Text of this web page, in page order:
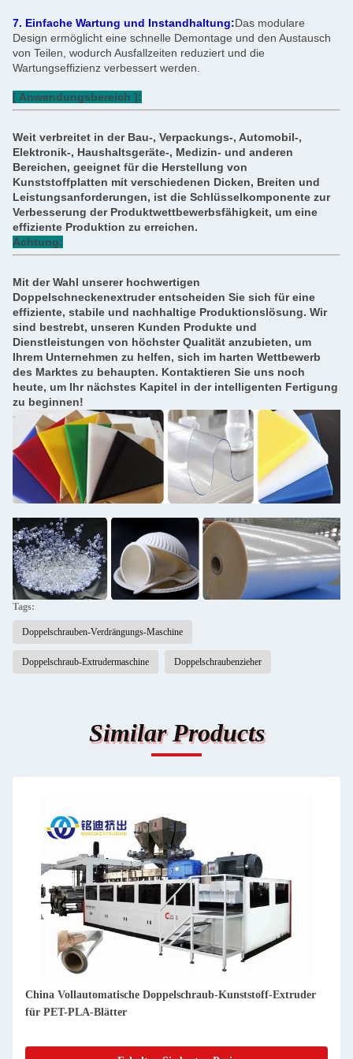
7. Einfache Wartung und Instandhaltung:Das modulare
Design ermöglicht eine schnelle Demontage und den Austausch
von Teilen, wodurch Ausfallzeiten reduziert und die
Wartungseffizienz verbessert werden.
[ Anwendungsbereich ]:
Weit verbreitet in der Bau-, Verpackungs-, Automobil-,
Elektronik-, Haushaltsgeräte-, Medizin- und anderen
Bereichen, geeignet für die Herstellung von
Kunststoffplatten mit verschiedenen Dicken, Breiten und
Leistungsanforderungen, ist die Schlüsselkomponente zur
Verbesserung der Produktwettbewerbsfähigkeit, um eine
effiziente Produktion zu erreichen.
Achtung:
Mit der Wahl unserer hochwertigen
Doppelschneckenextruder entscheiden Sie sich für eine
effiziente, stabile und nachhaltige Produktionslösung. Wir
sind bestrebt, unseren Kunden Produkte und
Dienstleistungen von höchster Qualität anzubieten, um
Ihrem Unternehmen zu helfen, sich im harten Wettbewerb
des Marktes zu behaupten. Kontaktieren Sie uns noch
heute, um Ihr nächstes Kapitel in der intelligenten Fertigung
zu beginnen!
Tags:
Doppelschrauben-Verdrängungs-Maschine
Doppelschraub-Extrudermaschine Doppelschraubenzieher
Similar Products
Kunststoff-Extruder
APET PETG CPET PLA